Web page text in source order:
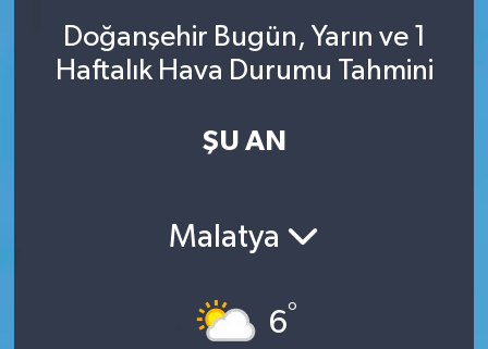
Doğanşehir Bugün, Yarın ve 1
Haftalık Hava Durumu Tahmini
ŞU AN
Malatya
6°
SINAVLAR
AKADEMİK/BİLİM